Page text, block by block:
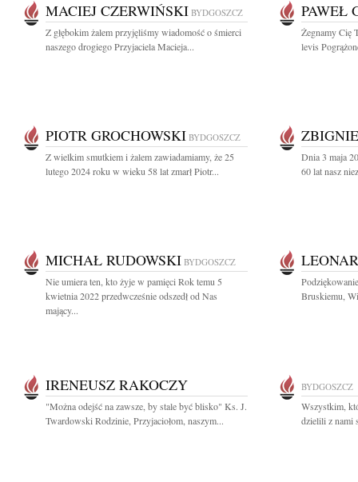
MACIEJ CZERWIŃSKI BYDGOSZCZ
Z głębokim żalem przyjęliśmy wiadomość o śmierci
naszego drogiego Przyjaciela Macieja...
PAWEŁ
Żegnamy Cię
levis
PIOTR GROCHOWSKI BYDGOSZCZ
Z wielkim smutkiem i żalem zawiadamiamy, że 25
lutego 2024 roku w wieku 58 lat zmarł Piotr...
Dnia 3 maja
60 lat nasz
MICHAŁ RUDOWSKI BYDGOSZCZ
Nie umiera ten, kto żyje w pamięci Rok temu 5
kwietnia 2022 przedwcześnie odszedł od Nas
mający...
Bruskiemu,
IRENEUSZ RAKOCZY
"Można odejść na zawsze, by stale być blisko" Ks. J.
Twardowski Rodzinie, Przyjaciołom, naszym...
BYDGOSZCZ
Wszystkim,
dzielili z nami